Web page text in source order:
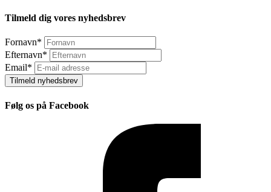
Tilmeld dig vores nyhedsbrev
Fornavn*
Efternavn*
Email*
Tilmeld nyhedsbrev
Følg os på Facebook